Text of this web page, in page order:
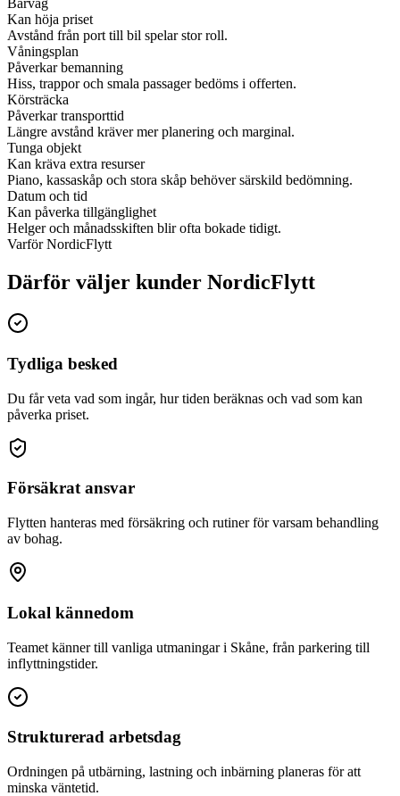
Bärväg
Kan höja priset
Avstånd från port till bil spelar stor roll.
Våningsplan
Påverkar bemanning
Hiss, trappor och smala passager bedöms i offerten.
Körsträcka
Påverkar transporttid
Längre avstånd kräver mer planering och marginal.
Tunga objekt
Kan kräva extra resurser
Piano, kassaskåp och stora skåp behöver särskild bedömning.
Datum och tid
Kan påverka tillgänglighet
Helger och månadsskiften blir ofta bokade tidigt.
Varför NordicFlytt
Därför väljer kunder NordicFlytt
Tydliga besked
Du får veta vad som ingår, hur tiden beräknas och vad som kan
påverka priset.
Försäkrat ansvar
Flytten hanteras med försäkring och rutiner för varsam behandling
av bohag.
Lokal kännedom
Teamet känner till vanliga utmaningar i Skåne, från parkering till
inflyttningstider.
Strukturerad arbetsdag
Ordningen på utbärning, lastning och inbärning planeras för att
minska väntetid.